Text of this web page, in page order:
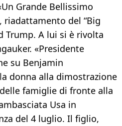
Grande Bellissimo
riadattamento del “Big
Trump. A lui si è rivolta
«Presidente
su Benjamin
donna alla dimostrazione
famiglie di fronte alla
Usa in
del 4 luglio. Il figlio,